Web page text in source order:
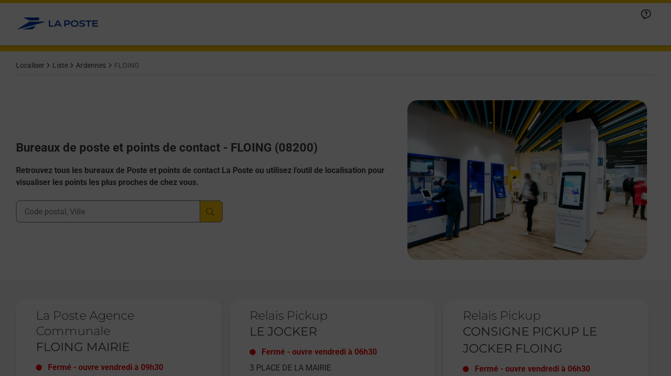
Allez au contenu
Localiser Liste Ardennes FLOING
Bureaux de poste et points de contact - FLOING (08200)
Retrouvez tous les bureaux de Poste et points de contact La Poste ou utilisez l'outil de localisation pour
visualiser les points les plus proches de chez vous.
Ville, Département, Code Postal
La Poste Agence
Communale
FLOING MAIRIE
Fermé - ouvre vendredi à 09h30
Relais Pickup
LE JOCKER
Fermé - ouvre vendredi à 06h30
3 PLACE DE LA MAIRIE
Relais Pickup
CONSIGNE PICKUP LE
JOCKER FLOING
Fermé -ouvre vendredi à 06h30
Afficher ou masquer la réponse
Afficher ou masquer la réponse
Afficher ou masquer la réponse
Afficher ou masquer la réponse
Afficher ou masquer la réponse